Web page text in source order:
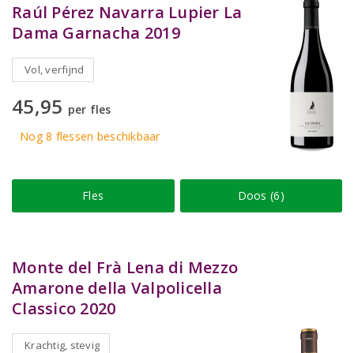
Raúl Pérez Navarra Lupier La
Dama Garnacha 2019
Vol, verfijnd
45,95 per fles
Nog 8 flessen beschikbaar
Fles Doos (6)
Monte del Frà Lena di Mezzo
Amarone della Valpolicella
Classico 2020
Krachtig, stevig